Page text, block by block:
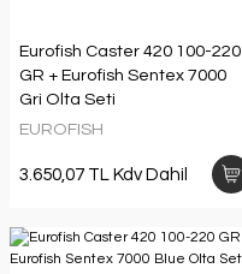
Eurofish Caster 420 100-220
GR + Eurofish Sentex 7000
Gri Olta Seti
EUROFISH
3.650,07 TL Kdv Dahil